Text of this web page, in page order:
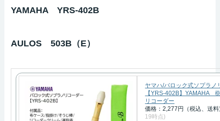
YAMAHA YRS-402B
AULOS 503B（E）
ヤマハ/バロック式ソプラノ
【YRS-402B】YAMAHA
リコーダー
価格：2,277円（税込、送
19時点)